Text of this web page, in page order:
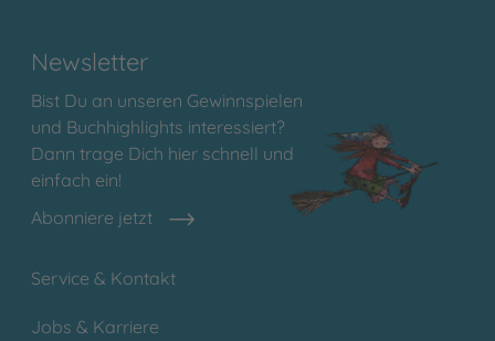
Newsletter
Bist Du an unseren Gewinnspielen
und Buchhighlights interessiert?
Dann trage Dich hier schnell und
einfach ein!
Abonniere jetzt
Service & Kontakt
Jobs & Karriere